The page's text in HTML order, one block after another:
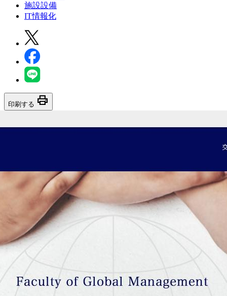
施設設備
IT情報化
印刷する print